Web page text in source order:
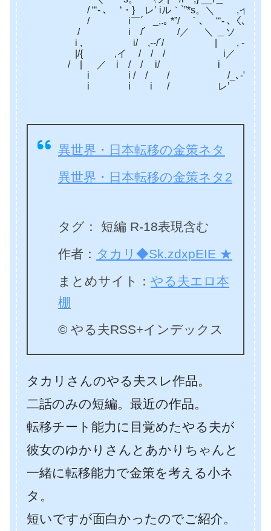
/ “‘- ､ ‘・} レ’ iル｀`”*s。＼ ,イ /
/ i￣´ _,.｡ *”/ ｀､ “‘- ､〈､ i/
/ i /´ /／ ＼ ＿ソ ＼､
i , i/ ,-‐/´/ | , -‘” ＼
|/{ ,イ / / / i／
/ | ／ i / / i/ i _､‐”゛￣
i i / / / /_､‐”
i i i / レ’ , -
異世界・日本転移の金策ネタ
異世界・日本転移の金策ネタ2
タグ： 短編 R-18表現含む
作者： タカリ◆Sk.zdxpEIE ★
まとめサイト： やる夫エロ本
棚
© やる夫RSS+インデックス
タカリさんのやる夫スレ作品。
二話のみの短編。最近の作品。
転移チート能力に目覚めたやる夫が
彼女のゆかりさんとあかりちゃんと
一緒に転移能力で金策を考える小ネ
タ。
短いですが面白かったのでご紹介。